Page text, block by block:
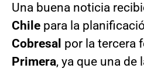
Una buena noticia
Chile para la
Cobresal por la tercera
Primera, ya que una de